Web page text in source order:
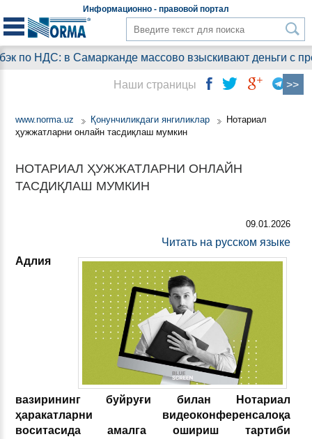
Информационно - правовой портал
по НДС: в Самарканде массово взыскивают деньги с
www.norma.uz Қонунчиликдаги янгиликлар
Нотариал
ҳужжатларни онлайн тасдиқлаш мумкин
НОТАРИАЛ ҲУЖЖАТЛАРНИ ОНЛАЙН
ТАСДИҚЛАШ МУМКИН
09.01.2026
Читать на русском языке
Адлия
вазирининг буйруғи билан Нотариал
ҳаракатларни видеоконференсалоқа
воситасида амалга ошириш тартиби
Наши страницы